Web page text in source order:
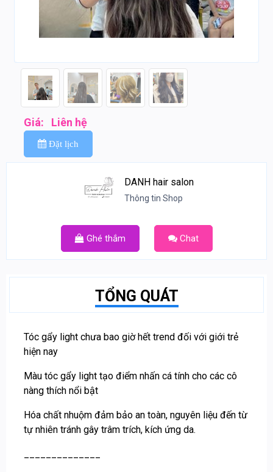
Giá: Liên hệ
Đặt lịch
DANH hair salon
Thông tin Shop
Ghé thắm Chat
TỔNG QUÁT
Tóc gẩy light chưa bao giờ hết trend đối với giới trẻ
hiện nay
Màu tóc gẩy light tạo điểm nhấn cá tính cho các cô
nàng thích nổi bật
Hóa chất nhuộm đảm bảo an toàn, nguyên liệu đến từ
tự nhiên tránh gây trâm trích, kích ứng da.